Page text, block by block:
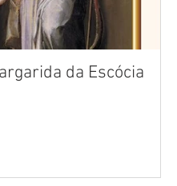
da Escócia